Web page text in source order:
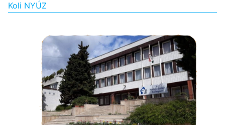
Koli NYÚZ